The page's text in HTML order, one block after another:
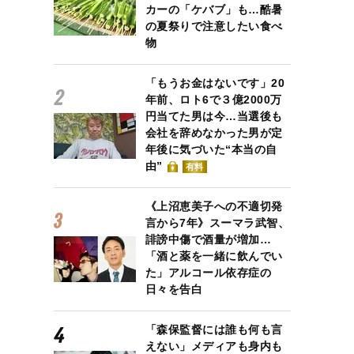
カーの「ケバブ」も…酷暑
の夏祭りで注意したい食べ
物
「もうお金はないです」20
年前、ロト6で３億2000万
円当てた男は今…当選後も
会社を辞めなかった男が定
年後に気づいた“本当の自
由”
有料
《上沼恵美子への不適切発
言から7年》スーマラ武智、
誹謗中傷で酒量が増加…
「酒と薬を一緒に飲んでい
た」アルコール依存症の
日々を告白
「森保監督には誰も何も言
えない」メディアも身内も